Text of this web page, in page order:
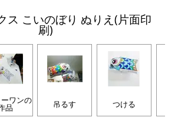
ス こいのぼり ぬりえ(片面印
刷)
ワンの
品 吊るす つける